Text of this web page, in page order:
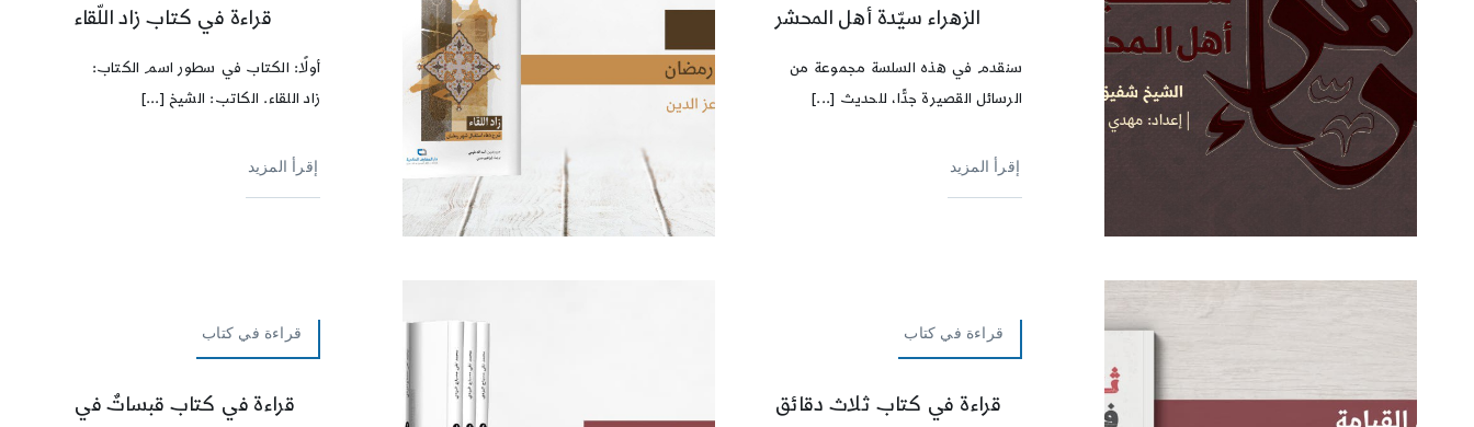
الزهراء سيّدة أهل المحشر
سنقدم في هذه السلسة مجموعة من
الرسائل القصيرة جدًّا، للحديث [...]
إقرأ المزيد
قراءة في كتاب زاد اللّقاء
أولًا: الكتاب في سطور اسم الكتاب:
زاد اللقاء. الكاتب: الشيخ [...]
إقرأ المزيد
قراءة في كتاب
قراءة في كتاب ثلاث دقائق
قراءة في كتاب
قراءة في كتاب قبساتٌ في